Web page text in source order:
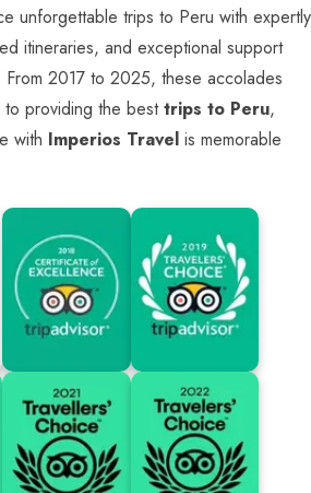
unforgettable trips to Peru with expertly
itineraries, and exceptional support
From 2017 to 2025, these accolades
providing the besttrips to Peru,
with Imperios Travel is memorable